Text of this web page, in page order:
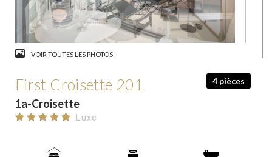
VOIR TOUTES LES PHOTOS
First Croisette 201
1a-Croisette
4 pièces
Luxe